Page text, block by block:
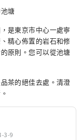
塘
是東京市中心一處寧
精心佈置的岩石和修
原則。您可以從池塘
茶的絕佳去處。清澄
3-9